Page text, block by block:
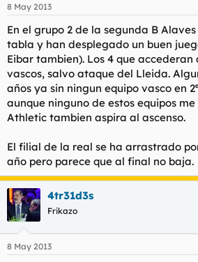
8 May 2013
En el grupo 2 de la segunda B
tabla y han desplegado un buen
Eibar tambien). Los 4 que
vascos, salvo ataque del Lleida.
años ya sin ningun equipo vasco en
aunque ninguno de estos equipos
Athletic tambien aspira al ascenso.
El filial de la real se ha arrastrado
año pero parece que al final no baja.
4tr31d3s
Frikazo
8 May 2013